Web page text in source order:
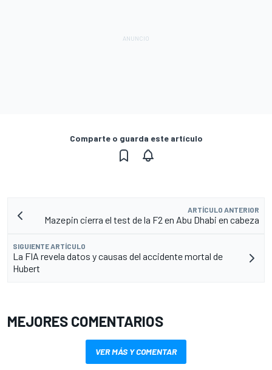
Comparte o guarda este artículo
ARTÍCULO ANTERIOR
Mazepin cierra el test de la F2 en Abu Dhabi en cabeza
SIGUIENTE ARTÍCULO
La FIA revela datos y causas del accidente mortal de
Hubert
MEJORES COMENTARIOS
VER MÁS Y COMENTAR